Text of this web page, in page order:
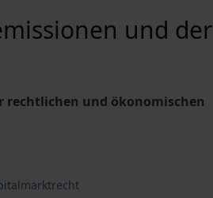
und der
rechtlichen und ökonomischen